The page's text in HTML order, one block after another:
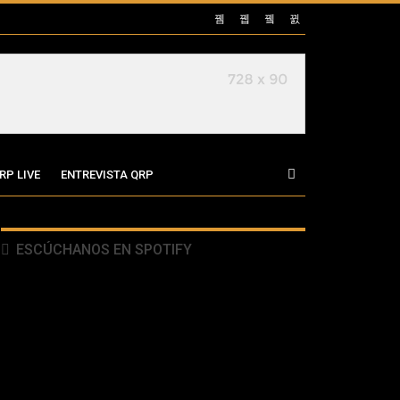
LIVE ENTREVISTA QRP
ESCÚCHANOS EN SPOTIFY